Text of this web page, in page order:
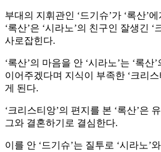
부대의 지휘관인 ‘드기슈’가 ‘록산’
‘록산’은 ‘시라노’의 친구인 잘생긴
사로잡힌다.
‘록산’의 마음을 안 ‘시라노’는 ‘록
이어주겠다며 지식이 부족한 ‘크리
게 된다.
‘크리스티앙’의 편지를 본 ‘록산’은
그와 결혼하기로 결심한다.
이를 안 ‘드기슈’는 질투로 ‘시라노’